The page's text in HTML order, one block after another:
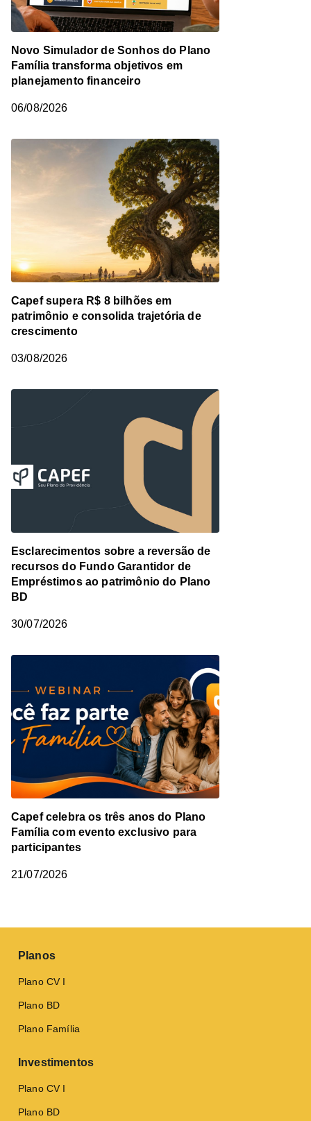
Novo Simulador de Sonhos do Plano
Família transforma objetivos em
planejamento financeiro
06/08/2026
Capef supera R$ 8 bilhões em
patrimônio e consolida trajetória de
crescimento
03/08/2026
Esclarecimentos sobre a reversão de
recursos do Fundo Garantidor de
Empréstimos ao patrimônio do Plano
BD
30/07/2026
Capef celebra os três anos do Plano
Família com evento exclusivo para
participantes
21/07/2026
Planos
Plano CV I
Plano BD
Plano Família
Investimentos
Plano CV I
Plano BD